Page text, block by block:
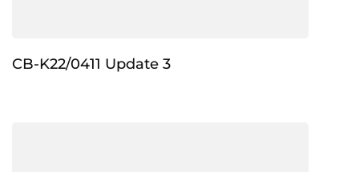
CB-K22/0411 Update 3